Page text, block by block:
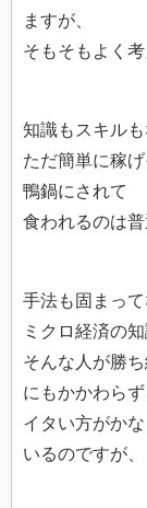
ますが、
そもそもよく考
知識もスキルも
ただ簡単に稼
鴨鍋にされて
食われるのは
手法も固まっ
ミクロ経済の知
そんな人が勝
にもかかわら
イタい方がか
いるのですが、